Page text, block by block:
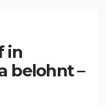
in
belohnt –